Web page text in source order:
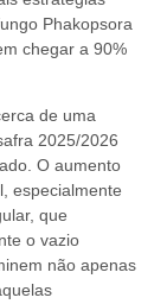
Phakopsora
chegar a 90%
de uma
2025/2026
O aumento
especialmente
que
o vazio
não apenas